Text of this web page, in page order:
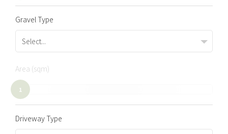
Gravel Type
Select...
Area (sqm)
1
Driveway Type